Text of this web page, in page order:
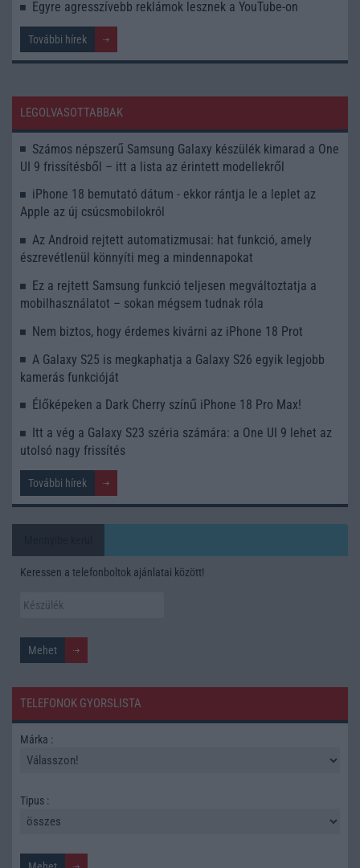
Egyre agresszívebb reklámok lesznek a YouTube-on
További hírek
LEGOLVASOTTABBAK
Számos népszerű Samsung Galaxy készülék kimarad a One
UI 9 frissítésből – itt a lista az érintett modellekről
iPhone 18 bemutató dátum - ekkor rántja le a leplet az
Apple az új csúcsmobilokról
Az Android rejtett automatizmusai: hat funkció, amely
észrevétlenül könnyíti meg a mindennapokat
Ez a rejtett Samsung funkció teljesen megváltoztatja a
mobilhasználatot – sokan mégsem tudnak róla
Nem biztos, hogy érdemes kivárni az iPhone 18 Prot
A Galaxy S25 is megkaphatja a Galaxy S26 egyik legjobb
kamerás funkcióját
Élőképeken a Dark Cherry színű iPhone 18 Pro Max!
Itt a vég a Galaxy S23 széria számára: a One UI 9 lehet az
utolsó nagy frissítés
További hírek
Keressen a telefonboltok ajánlatai között!
TELEFONOK GYORSLISTA
Márka :
Tipus :